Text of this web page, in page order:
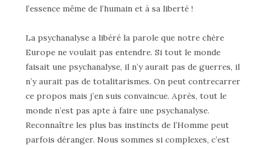
l’essence même de l’humain et à sa liberté !
La psychanalyse a libéré la parole que notre chère
Europe ne voulait pas entendre. Si tout le monde
faisait une psychanalyse, il n’y aurait pas de guerres, il
n’y aurait pas de totalitarismes. On peut contrecarrer
ce propos mais j’en suis convaincue. Après, tout le
monde n’est pas apte à faire une psychanalyse.
Reconnaître les plus bas instincts de l’Homme peut
parfois déranger. Nous sommes si complexes, c’est